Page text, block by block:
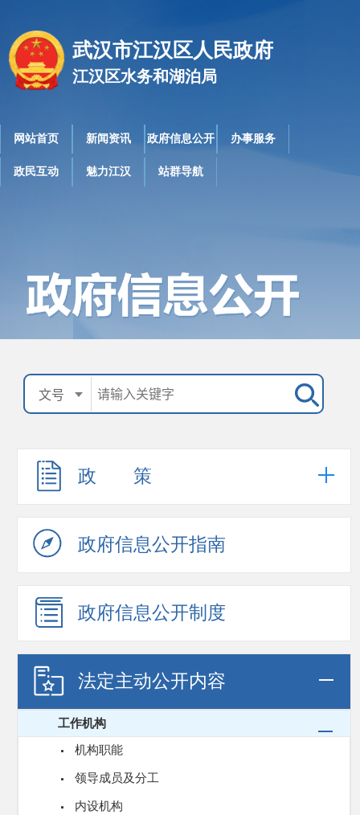
武汉市江汉区人民政府
江汉区水务和湖泊局
网站首页 新闻资讯 政府信息公开 办事服务
政民互动 魅力江汉 站群导航
政 策
政府信息公开指南
政府信息公开制度
法定主动公开内容
工作机构
机构职能
领导成员及分工
内设机构